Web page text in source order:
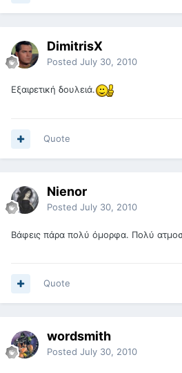
DimitrisX
Posted July 30, 2010
Εξαιρετική δουλειά.
Quote
Nienor
Posted July 30, 2010
Βάφεις πάρα πολύ όμορφα. Πολύ
Quote
wordsmith
Posted July 30, 2010